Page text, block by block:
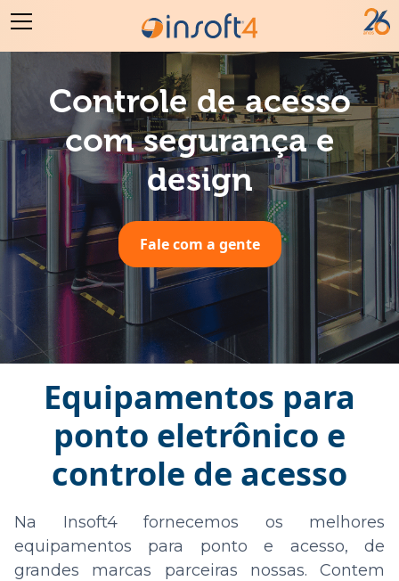
Controle de acesso
com segurança e
design
Fale com a gente
Equipamentos para
ponto eletrônico e
controle de acesso
Na Insoft4 fornecemos os melhores
equipamentos para ponto e acesso, de
grandes marcas parceiras nossas. Contem